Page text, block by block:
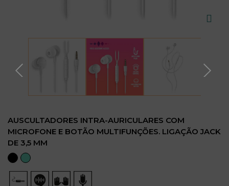
AUSCULTADORES INTRA-AURICULARES COM
MICROFONE E BOTÃO MULTIFUNÇÕES. LIGAÇÃO JACK
DE 3,5 MM